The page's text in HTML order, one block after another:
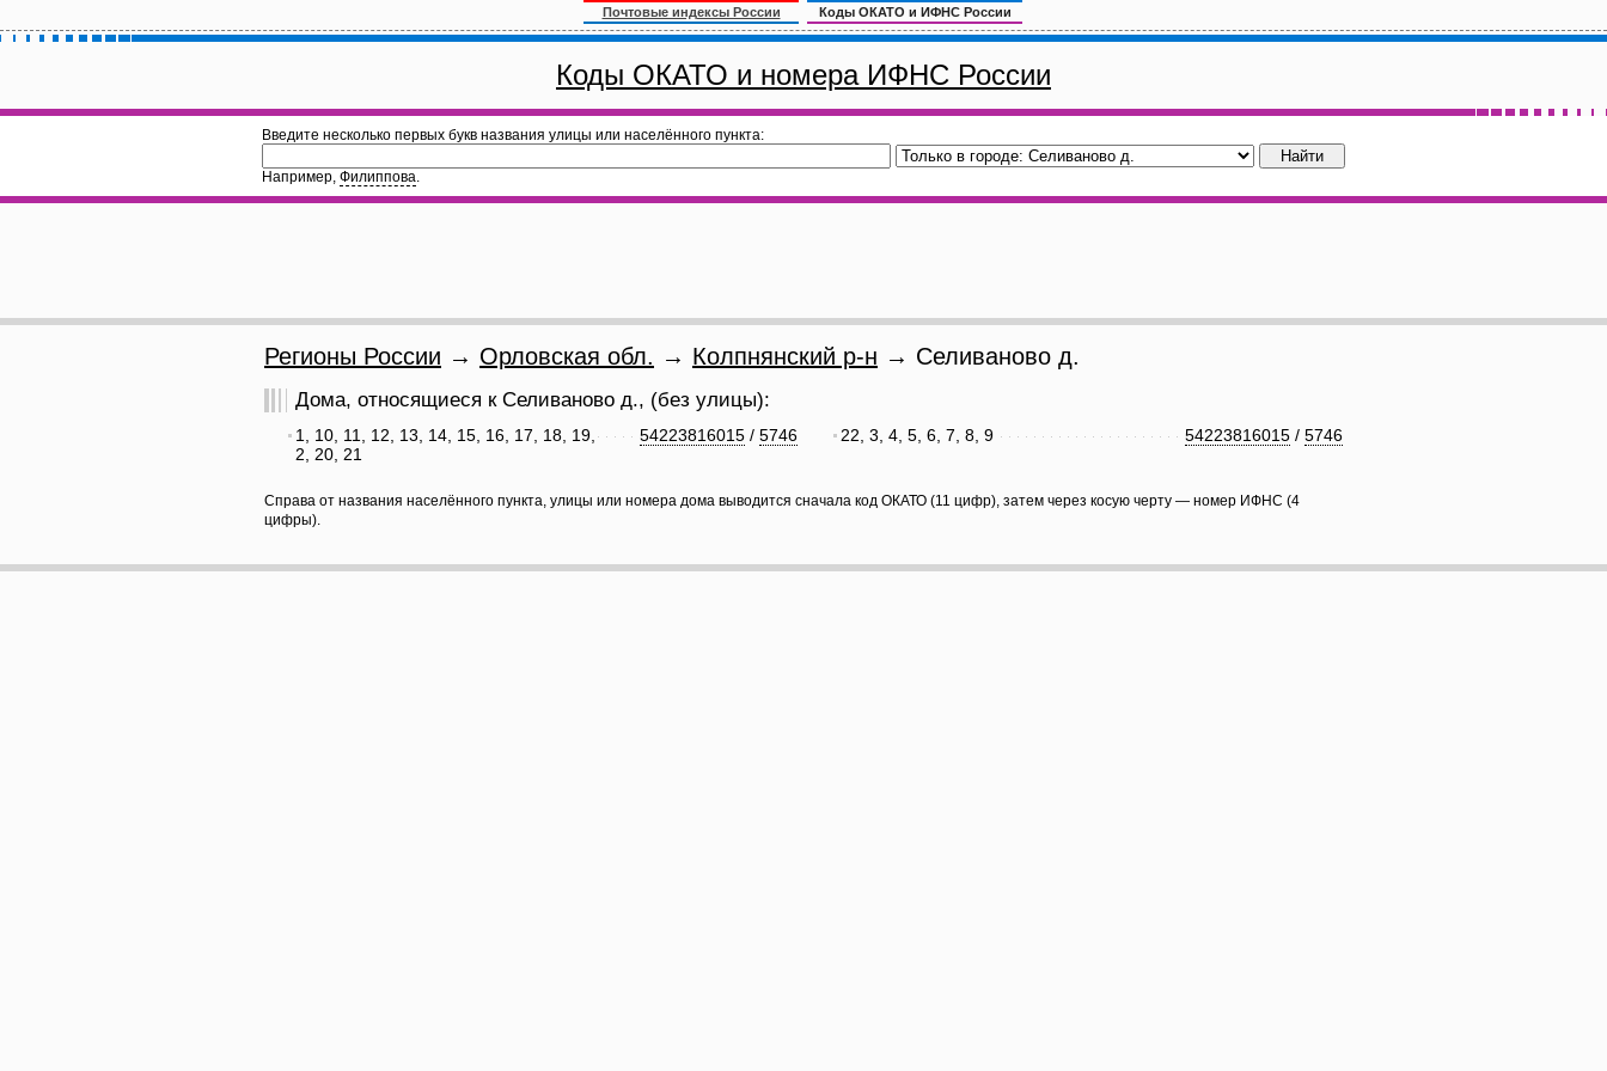
Почтовые индексы России Коды ОКАТО и ИФНС России
Коды ОКАТО и номера ИФНС России
Введите несколько первых букв названия улицы или населённого пункта:
Например, Филиппова.
Регионы России → Орловская обл. → Колпнянский р-н → Селиваново д.
Дома, относящиеся к Селиваново д., (без улицы):
54223816015 / 5746
1, 10, 11, 12, 13, 14, 15, 16, 17, 18, 19,
2, 20, 21
54223816015 / 5746
22, 3, 4, 5, 6, 7, 8, 9
Справа от названия населённого пункта, улицы или номера дома выводится сначала код ОКАТО (11 цифр), затем через косую черту — номер ИФНС (4
цифры).